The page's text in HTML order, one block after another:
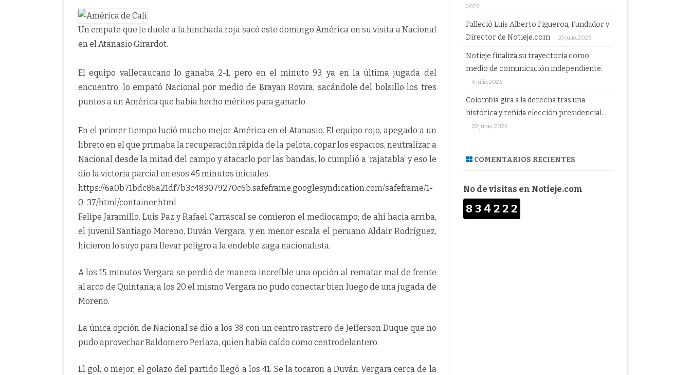
Un empate que le duele a la hinchada roja sacó este domingo América en su visita a Nacional
en el Atanasio Girardot.
El equipo vallecaucano lo ganaba 2-1, pero en el minuto 93, ya en la última jugada del
encuentro, lo empató Nacional por medio de Brayan Rovira, sacándole del bolsillo los tres
puntos a un América que había hecho méritos para ganarlo.
En el primer tiempo lució mucho mejor América en el Atanasio. El equipo rojo, apegado a un
libreto en el que primaba la recuperación rápida de la pelota, copar los espacios, neutralizar a
Nacional desde la mitad del campo y atacarlo por las bandas, lo cumplió a ‘rajatabla’ y eso le
dio la victoria parcial en esos 45 minutos iniciales.
https://6a0b71bdc86a21df7b3c483079270c6b.safeframe.googlesyndication.com/safeframe/1-
0-37/html/container.html
Felipe Jaramillo, Luis Paz y Rafael Carrascal se comieron el mediocampo; de ahí hacia arriba,
el juvenil Santiago Moreno, Duván Vergara, y en menor escala el peruano Aldair Rodríguez,
hicieron lo suyo para llevar peligro a la endeble zaga nacionalista.
A los 15 minutos Vergara se perdió de manera increíble una opción al rematar mal de frente
al arco de Quintana; a los 20 el mismo Vergara no pudo conectar bien luego de una jugada de
Moreno.
La única opción de Nacional se dio a los 38 con un centro rastrero de Jefferson Duque que no
pudo aprovechar Baldomero Perlaza, quien había caído como centrodelantero.
El gol, o mejor, el golazo del partido llegó a los 41. Se la tocaron a Duván Vergara cerca de la
2026
Falleció Luis Alberto Figueroa, Fundador y
Director de Notieje.com
10 julio, 2026
Notieje finaliza su trayectoria como
medio de comunicación independiente.
6 julio, 2026
Colombia gira a la derecha tras una
histórica y reñida elección presidencial.
22 junio, 2026
COMENTARIOS RECIENTES
No de visitas en Notieje.com
834222